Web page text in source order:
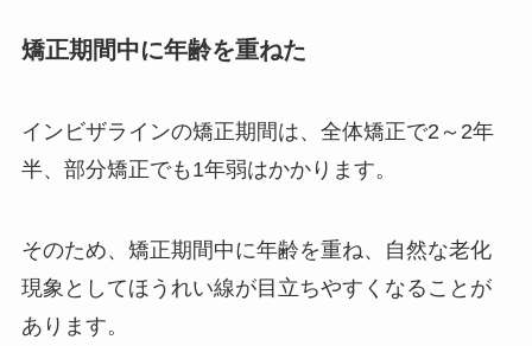
矯正期間中に年齢を重ねた
インビザラインの矯正期間は、全体矯正で2～2年
半、部分矯正でも1年弱はかかります。
そのため、矯正期間中に年齢を重ね、自然な老化
現象としてほうれい線が目立ちやすくなることが
あります。